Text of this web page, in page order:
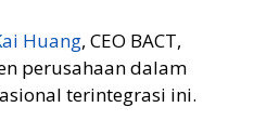
Huang, CEO BACT,
perusahaan dalam
terintegrasi ini.